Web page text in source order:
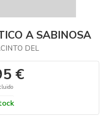
A SABINOSA
DEL
€